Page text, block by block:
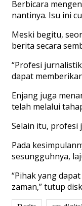
Berbicara
nantinya. Isu ini
Meski begitu,
berita secara
“Profesi
dapat
Enjang juga
telah melalui
Selain itu, profesi
Pada
sesungguhnya,
“Pihak yang
zaman,” tutup